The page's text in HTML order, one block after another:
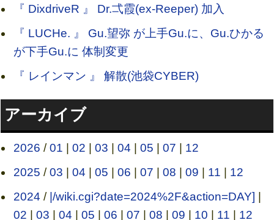
『 DixdriveR 』 Dr.弌霞(ex-Reeper) 加入
『 LUCHe. 』 Gu.望弥 が上手Gu.に、Gu.ひかる
が下手Gu.に 体制変更
『 レインマン 』 解散(池袋CYBER)
アーカイブ
2026 /01 | 02 | 03 | 04 | 05 | 07 | 12
2025 /03 | 04 | 05 | 06 | 07 | 08 | 09 | 11 | 12
2024 / |/wiki.cgi?date=2024%2F&action=DAY] |
02 | 03 | 04 | 05 | 06 | 07 | 08 | 09 | 10 | 11 | 12